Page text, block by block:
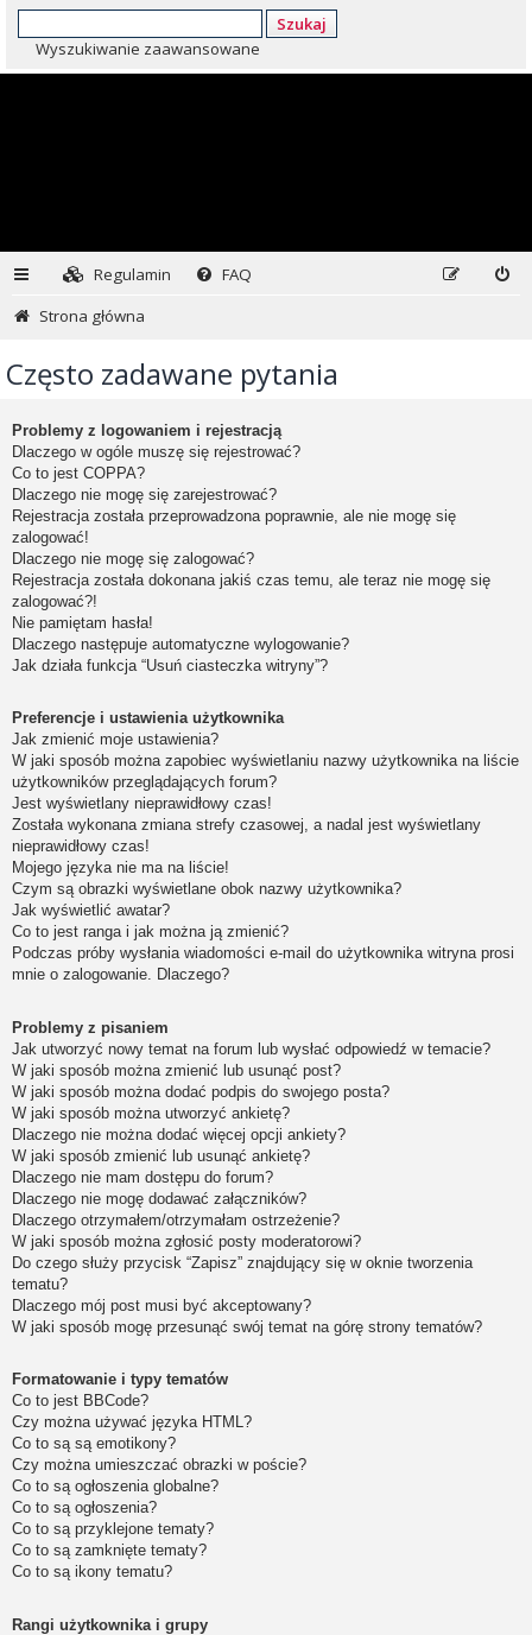
Szukaj
Wyszukiwanie zaawansowane
Regulamin
FAQ
Strona główna
Często zadawane pytania
Problemy z logowaniem i rejestracją
Dlaczego w ogóle muszę się rejestrować?
Co to jest COPPA?
Dlaczego nie mogę się zarejestrować?
Rejestracja została przeprowadzona poprawnie, ale nie mogę się
zalogować!
Dlaczego nie mogę się zalogować?
Rejestracja została dokonana jakiś czas temu, ale teraz nie mogę się
zalogować?!
Nie pamiętam hasła!
Dlaczego następuje automatyczne wylogowanie?
Jak działa funkcja “Usuń ciasteczka witryny”?
Preferencje i ustawienia użytkownika
Jak zmienić moje ustawienia?
W jaki sposób można zapobiec wyświetlaniu nazwy użytkownika na liście
użytkowników przeglądających forum?
Jest wyświetlany nieprawidłowy czas!
Została wykonana zmiana strefy czasowej, a nadal jest wyświetlany
nieprawidłowy czas!
Mojego języka nie ma na liście!
Czym są obrazki wyświetlane obok nazwy użytkownika?
Jak wyświetlić awatar?
Co to jest ranga i jak można ją zmienić?
Podczas próby wysłania wiadomości e-mail do użytkownika witryna prosi
mnie o zalogowanie. Dlaczego?
Problemy z pisaniem
Jak utworzyć nowy temat na forum lub wysłać odpowiedź w temacie?
W jaki sposób można zmienić lub usunąć post?
W jaki sposób można dodać podpis do swojego posta?
W jaki sposób można utworzyć ankietę?
Dlaczego nie można dodać więcej opcji ankiety?
W jaki sposób zmienić lub usunąć ankietę?
Dlaczego nie mam dostępu do forum?
Dlaczego nie mogę dodawać załączników?
Dlaczego otrzymałem/otrzymałam ostrzeżenie?
W jaki sposób można zgłosić posty moderatorowi?
Do czego służy przycisk “Zapisz” znajdujący się w oknie tworzenia
tematu?
Dlaczego mój post musi być akceptowany?
W jaki sposób mogę przesunąć swój temat na górę strony tematów?
Formatowanie i typy tematów
Co to jest BBCode?
Czy można używać języka HTML?
Co to są są emotikony?
Czy można umieszczać obrazki w poście?
Co to są ogłoszenia globalne?
Co to są ogłoszenia?
Co to są przyklejone tematy?
Co to są zamknięte tematy?
Co to są ikony tematu?
Rangi użytkownika i grupy